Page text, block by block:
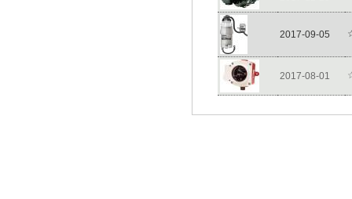
2017-09-05
2017-08-01